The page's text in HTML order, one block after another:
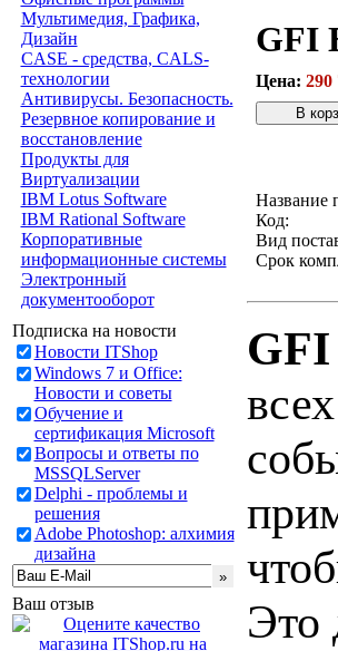
Мультимедия, Графика,
Дизайн
CASE - средства, CALS-
технологии
Антивирусы. Безопасность.
Резервное копирование и
восстановление
Продукты для
Виртуализации
IBM Lotus Software
IBM Rational Software
Корпоративные
информационные системы
Электронный
документооборот
Подписка на новости
Новости ITShop
Windows 7 и Office:
Новости и советы
Обучение и
сертификация Microsoft
Вопросы и ответы по
MSSQLServer
Delphi - проблемы и
решения
Adobe Photoshop: алхимия
дизайна
Ваш отзыв
GFI
Цена: 290
Название
Код:
Вид
Срок
GFI
Это